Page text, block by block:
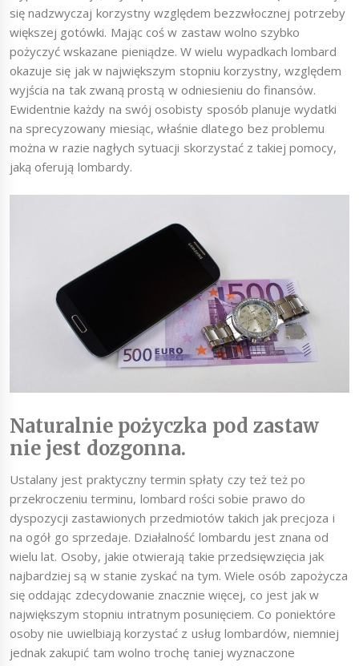
się nadzwyczaj korzystny względem bezzwłocznej potrzeby
większej gotówki. Mając coś w zastaw wolno szybko
pożyczyć wskazane pieniądze. W wielu wypadkach lombard
okazuje się jak w największym stopniu korzystny, względem
wyjścia na tak zwaną prostą w odniesieniu do finansów.
Ewidentnie każdy na swój osobisty sposób planuje wydatki
na sprecyzowany miesiąc, właśnie dlatego bez problemu
można w razie nagłych sytuacji skorzystać z takiej pomocy,
jaką oferują lombardy.
Naturalnie pożyczka pod zastaw
nie jest dozgonna.
Ustalany jest praktyczny termin spłaty czy też też po
przekroczeniu terminu, lombard rości sobie prawo do
dyspozycji zastawionych przedmiotów takich jak precjoza i
na ogół go sprzedaje. Działalność lombardu jest znana od
wielu lat. Osoby, jakie otwierają takie przedsięwzięcia jak
najbardziej są w stanie zyskać na tym. Wiele osób zapożycza
się oddając zdecydowanie znacznie więcej, co jest jak w
największym stopniu intratnym posunięciem. Co poniektóre
osoby nie uwielbiają korzystać z usług lombardów, niemniej
jednak zakupić tam wolno trochę taniej wyznaczone